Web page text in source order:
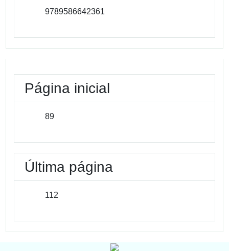
9789586642361
Página inicial
89
Última página
112